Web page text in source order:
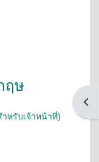
ฤษ
หรับเจ้าหน้าที่)